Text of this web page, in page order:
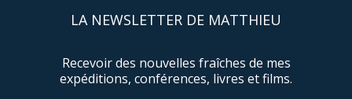
LA NEWSLETTER DE MATTHIEU
Recevoir des nouvelles fraîches de mes
expéditions, conférences, livres et films.